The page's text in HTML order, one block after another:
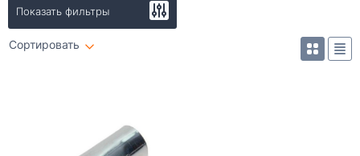
Показать фильтры
Сортировать